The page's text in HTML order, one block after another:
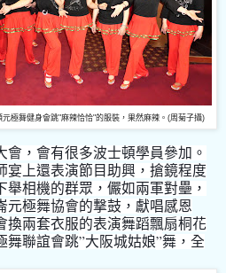
元極舞健身會跳"麻辣恰恰"的服裝，果然麻辣。(周菊子攝)
，會有很多波士頓學員參加。
宴上還表演節目助興，搶鏡程度
相機的群眾，儼如兩軍對壘，
元極舞協會的撃鼓，獻唱感恩
換兩套衣服的表演舞蹈飄扇桐花
舞聯誼會跳”大阪城姑娘”舞，全